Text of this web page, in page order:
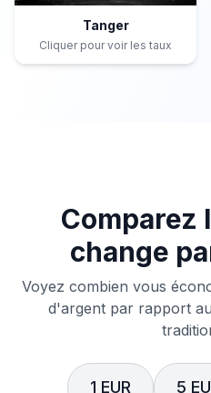
Tanger
Cliquer pour voir les taux
Comparez
change
Voyez combien vous
d'argent par rapport
1 EUR 5